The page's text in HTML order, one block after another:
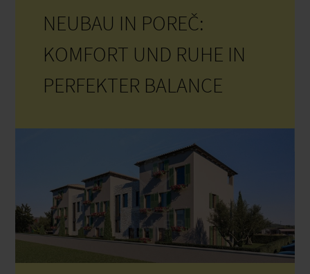
NEUBAU IN POREČ:
KOMFORT UND RUHE IN
PERFEKTER BALANCE